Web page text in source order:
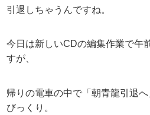
引退しちゃうんですね。
今日は新しいCDの編集作業で午
すが、
帰りの電車の中で「朝青龍引退へ
びっくり。